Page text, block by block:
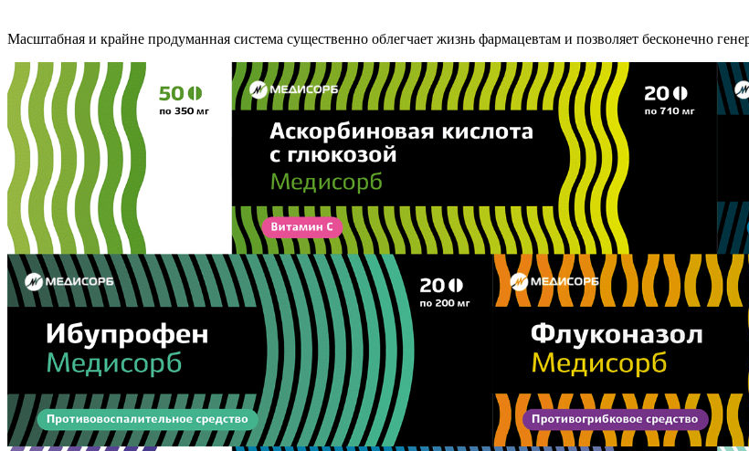
Масштабная и крайне продуманная система существенно облегчает жизнь фармацевтам и позволяет бесконечно